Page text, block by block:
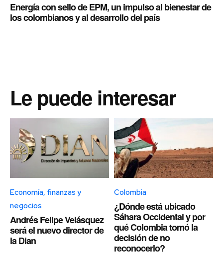
Energía con sello de EPM, un impulso al bienestar de
los colombianos y al desarrollo del país
Le puede interesar
Economía, finanzas y
negocios
Andrés Felipe Velásquez
será el nuevo director de
la Dian
Colombia
¿Dónde está ubicado
Sáhara Occidental y por
qué Colombia tomó la
decisión de no
reconocerlo?